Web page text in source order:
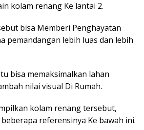
kolam renang Ke lantai 2.
bisa Memberi Penghayatan
pemandangan lebih luas dan lebih
bisa memaksimalkan lahan
nilai visual Di Rumah.
kolam renang tersebut,
referensinya Ke bawah ini.